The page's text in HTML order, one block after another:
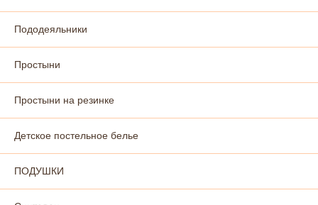
Пододеяльники
Простыни
Простыни на резинке
Детское постельное белье
ПОДУШКИ